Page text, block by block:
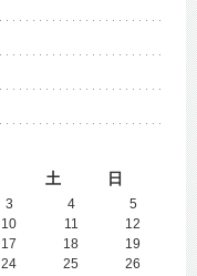
土 日
3 4
5
10 11
12
17 18
19
24 25
26